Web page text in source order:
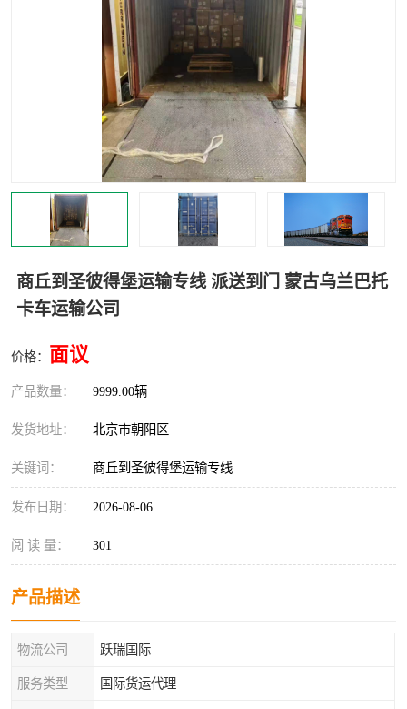
商丘到圣彼得堡运输专线 派送到门 蒙古乌兰巴托
卡车运输公司
价格： 面议
产品数量： 9999.00辆
发货地址： 北京市朝阳区
关键词： 商丘到圣彼得堡运输专线
发布日期： 2026-08-06
阅 读 量： 301
产品描述
物流公司 跃瑞国际
服务类型 国际货运代理
蒙古乌兰巴托汽运专线
中亚铁路运输